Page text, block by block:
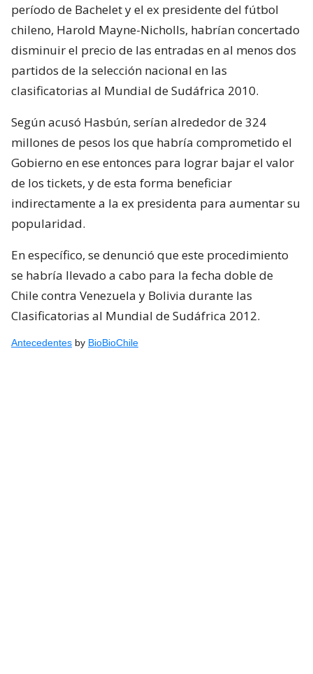
período de Bachelet y el ex presidente del fútbol
chileno, Harold Mayne-Nicholls, habrían concertado
disminuir el precio de las entradas en al menos dos
partidos de la selección nacional en las
clasificatorias al Mundial de Sudáfrica 2010.
Según acusó Hasbún, serían alrededor de 324
millones de pesos los que habría comprometido el
Gobierno en ese entonces para lograr bajar el valor
de los tickets, y de esta forma beneficiar
indirectamente a la ex presidenta para aumentar su
popularidad.
En específico, se denunció que este procedimiento
se habría llevado a cabo para la fecha doble de
Chile contra Venezuela y Bolivia durante las
Clasificatorias al Mundial de Sudáfrica 2012.
Antecedentes by BioBioChile